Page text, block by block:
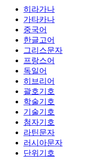
히라가나
가타카나
중국어
한글고어
그리스문자
프랑스어
독일어
히브리어
괄호기호
학술기호
기술기호
첨자기호
라틴문자
러시아문자
단위기호